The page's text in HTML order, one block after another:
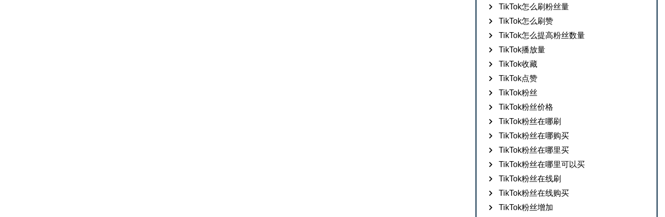
TikTok怎么刷粉丝量
TikTok怎么刷赞
TikTok怎么提高粉丝数量
TikTok播放量
TikTok收藏
TikTok点赞
TikTok粉丝
TikTok粉丝价格
TikTok粉丝在哪刷
TikTok粉丝在哪购买
TikTok粉丝在哪里买
TikTok粉丝在哪里可以买
TikTok粉丝在线刷
TikTok粉丝在线购买
TikTok粉丝增加